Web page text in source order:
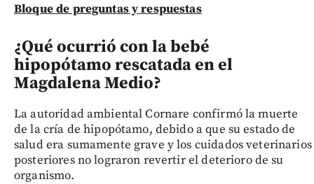
Bloque de preguntas y respuestas
¿Qué ocurrió con la bebé
hipopótamo rescatada en el
Magdalena Medio?
La autoridad ambiental Cornare confirmó la muerte
de la cría de hipopótamo, debido a que su estado de
salud era sumamente grave y los cuidados veterinarios
posteriores no lograron revertir el deterioro de su
organismo.